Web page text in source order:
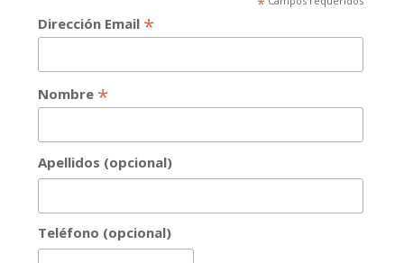
Dirección Email *
Nombre *
Apellidos (opcional)
Teléfono (opcional)